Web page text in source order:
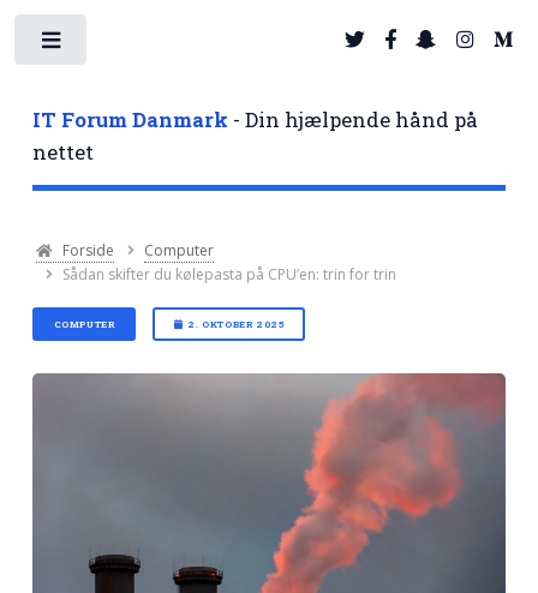
IT Forum Danmark - Din hjælpende hånd på
nettet
Forside
Computer
Sådan skifter du kølepasta på CPU’en: trin for trin
COMPUTER 2. OKTOBER 2025